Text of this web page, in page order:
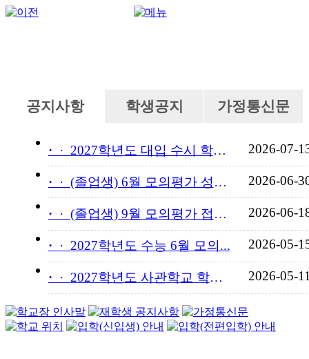
공지사항 학생공지 가정통신문
· 2027학년도 대입 수시 학교... 2026-07-
· (졸업생) 6월 모의평가 성적... 2026-06-
· (졸업생) 9월 모의평가 접수... 2026-06-
· 2027학년도 수능 6월 모의... 2026-05-
· 2027학년도 사관학교 학교장... 2026-05-